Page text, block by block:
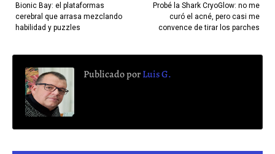
Probé la Shark CryoGlow: no me
curó el acné, pero casi me
convence de tirar los parches
Bionic Bay: el plataformas
cerebral que arrasa mezclando
habilidad y puzzles
Publicado porLuis G.